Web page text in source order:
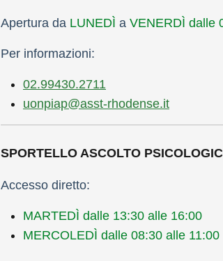
Apertura da LUNEDÌ a VENERDÌ dalle
Per informazioni:
02.99430.2711
uonpiap@asst-rhodense.it
SPORTELLO ASCOLTO
Accesso diretto:
MARTEDÌ dalle 13:30 alle 16:00
MERCOLEDÌ dalle 08:30 alle 11:00